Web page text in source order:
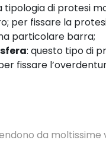
tipologia di protesi
per fissare la
particolare barra;
: questo tipo di
fissare
da moltissime